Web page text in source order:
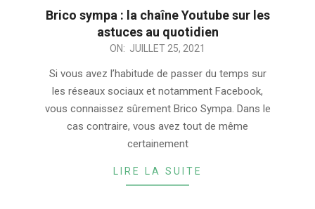
Brico sympa : la chaîne Youtube sur les
astuces au quotidien
ON: JUILLET 25, 2021
Si vous avez l’habitude de passer du temps sur
les réseaux sociaux et notamment Facebook,
vous connaissez sûrement Brico Sympa. Dans le
cas contraire, vous avez tout de même
certainement
LIRE LA SUITE